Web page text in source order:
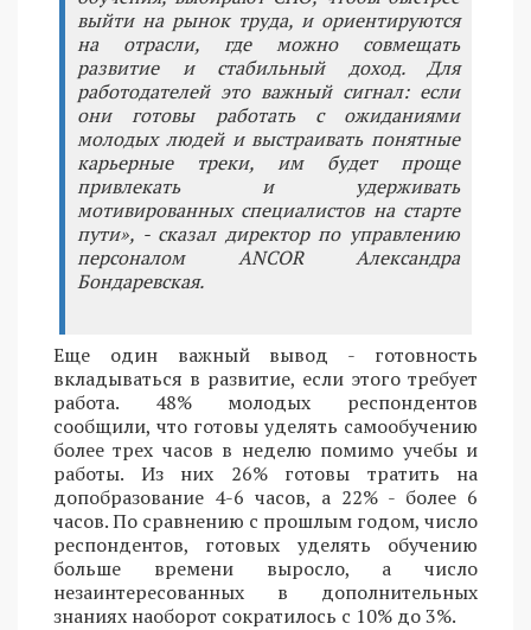
выйти на рынок труда, и ориентируются
на отрасли, где можно совмещать
развитие и стабильный доход. Для
работодателей это важный сигнал: если
они готовы работать с ожиданиями
молодых людей и выстраивать понятные
карьерные треки, им будет проще
привлекать и удерживать
мотивированных специалистов на старте
пути», - сказал директор по управлению
персоналом ANCOR Александра
Бондаревская.
Еще один важный вывод - готовность
вкладываться в развитие, если этого требует
работа. 48% молодых респондентов
сообщили, что готовы уделять самообучению
более трех часов в неделю помимо учебы и
работы. Из них 26% готовы тратить на
допобразование 4-6 часов, а 22% - более 6
часов. По сравнению с прошлым годом, число
респондентов, готовых уделять обучению
больше времени выросло, а число
незаинтересованных в дополнительных
знаниях наоборот сократилось с 10% до 3%.